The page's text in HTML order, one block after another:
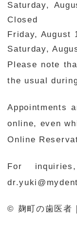
Saturday,
Closed
Friday, August
Saturday,
Please note
the usual
Appointments
online, even
Online
For
© 麹町の歯医者